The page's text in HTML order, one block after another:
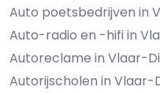
Auto poetsbedrijven in
Auto-radio en -hifi in
Autoreclame in Vlaar-
Autorijscholen in Vlaar-